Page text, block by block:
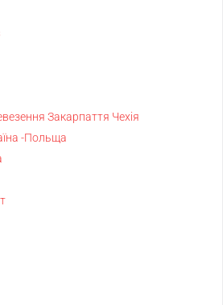
Закарпаття Чехія
-Польща